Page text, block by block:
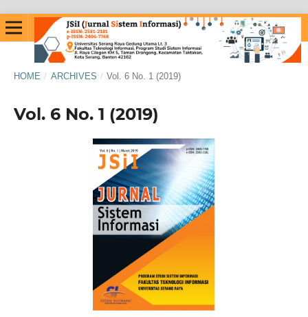
HOME / ARCHIVES / Vol. 6 No. 1 (2019)
Vol. 6 No. 1 (2019)